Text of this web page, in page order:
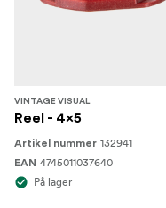
VINTAGE VISUAL
Reel - 4x5
Artikel nummer 132941
EAN 4745011037640
På lager